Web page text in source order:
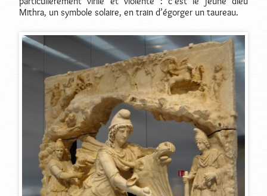
Mithra, un symbole solaire, en train d’égorger un taureau.